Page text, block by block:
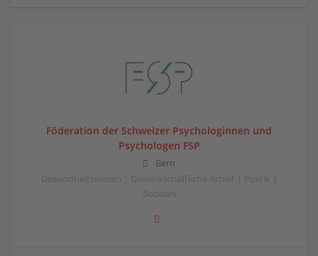
Föderation der Schweizer Psychologinnen und
Psychologen FSP
Bern
Gesundheitswesen | Gewerkschaftliche Arbeit | Politik |
Soziales